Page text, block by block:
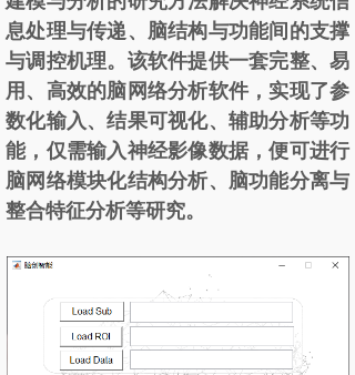
息处理与传递、脑结构与功能间的支撑
与调控机理。该软件提供一套完整、易
用、高效的脑网络分析软件，实现了参
数化输入、结果可视化、辅助分析等功
能，仅需输入神经影像数据，便可进行
脑网络模块化结构分析、脑功能分离与
整合特征分析等研究。